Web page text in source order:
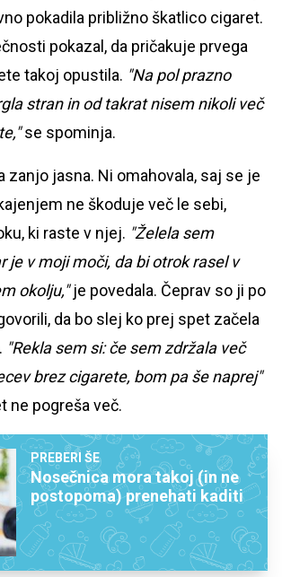
pokadila približno škatlico cigaret.
pokazal, da pričakuje prvega
takoj opustila. "Na pol prazno
stran in od takrat nisem nikoli več
se spominja.
zanjo jasna. Ni omahovala, saj se je
ne škoduje več le sebi,
ki raste v njej. "Želela sem
je v moji moči, da bi otrok rasel v
okolju,"je povedala. Čeprav so ji po
da bo slej ko prej spet začela
"Rekla sem si: če sem zdržala več
brez cigarete, bom pa še naprej"
ne pogreša več.
PREBERI ŠE
Nosečnica mora takoj (in ne
postopoma) prenehati kaditi